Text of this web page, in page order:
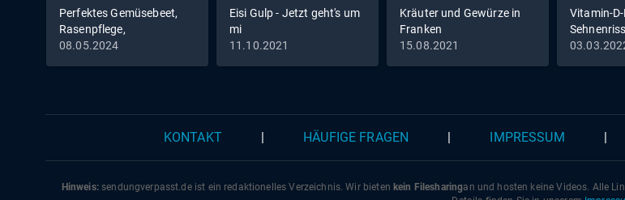
Perfektes Gemüsebeet,
Rasenpflege,
Bodendämpfer
08.05.2024
Eisi Gulp - Jetzt geht's um
mi
11.10.2021
Kräuter und Gewürze in
Franken
15.08.2021
Vitamin-
Meditation
KONTAKT HÄUFIGE FRAGEN IMPRESSUM
Hinweis:sendungverpasst.deist ein redaktionelles Verzeichnis. Wir bieten kein Filesharingan und hosten keine Videos. Alle